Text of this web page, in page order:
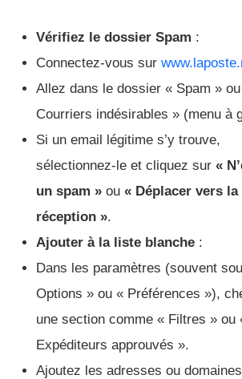
Vérifiez le dossier Spam :
Connectez-vous sur
Allez dans le dossier « Spam »
Courriers indésirables » (menu à
Si un email légitime s’y trouve,
sélectionnez-le et cliquez sur «
un spam » ou « Déplacer vers
réception ».
Ajouter à la liste blanche :
Dans les paramètres (souvent
Options » ou « Préférences »),
une section comme « Filtres » ou
Expéditeurs approuvés ».
Ajoutez les adresses ou